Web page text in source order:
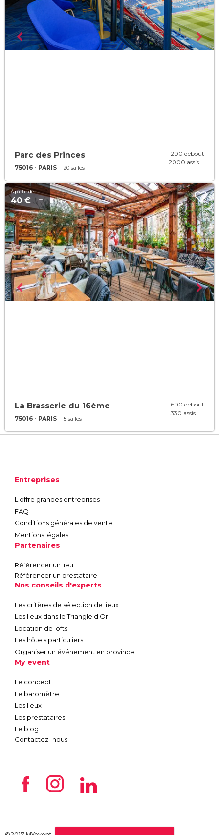
Parc des Princes
75016 - PARIS 20 salles
1200 debout
2000 assis
À partir de
40 € H.T
La Brasserie du 16ème
75016 - PARIS 5 salles
600 debout
330 assis
Entreprises
L'offre grandes entreprises
FAQ
Conditions générales de vente
Mentions légales
Partenaires
Référencer un lieu
Référencer un prestataire
Nos conseils d'experts
Les critères de sélection de lieux
Les lieux dans le Triangle d'Or
Location de lofts
Les hôtels particuliers
Organiser un événement en province
My event
Le concept
Le baromètre
Les lieux
Les prestataires
Le blog
Contactez- nous